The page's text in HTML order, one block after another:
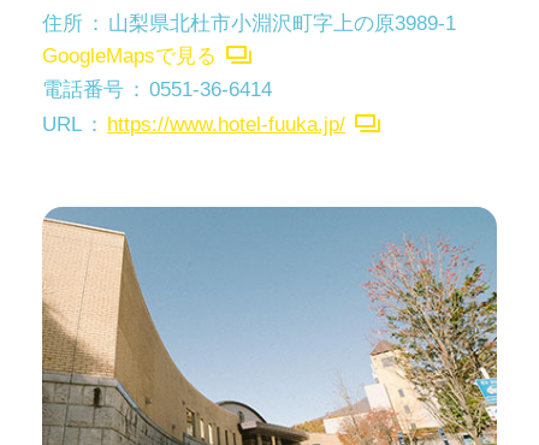
住所
山梨県北杜市小淵沢町字上の原3989-1
GoogleMapsで見る
電話番号
0551-36-6414
URL
https://www.hotel-fuuka.jp/